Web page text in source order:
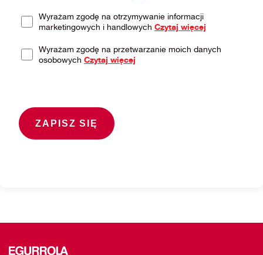
Wyrażam zgodę na otrzymywanie informacji
marketingowych i handlowych Czytaj więcej
Wyrażam zgodę na przetwarzanie moich danych
osobowych Czytaj więcej